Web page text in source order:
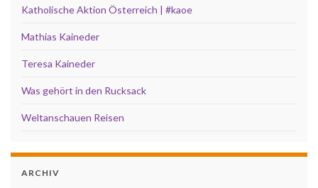
Katholische Aktion Österreich | #kaoe
Mathias Kaineder
Teresa Kaineder
Was gehört in den Rucksack
Weltanschauen Reisen
ARCHIV